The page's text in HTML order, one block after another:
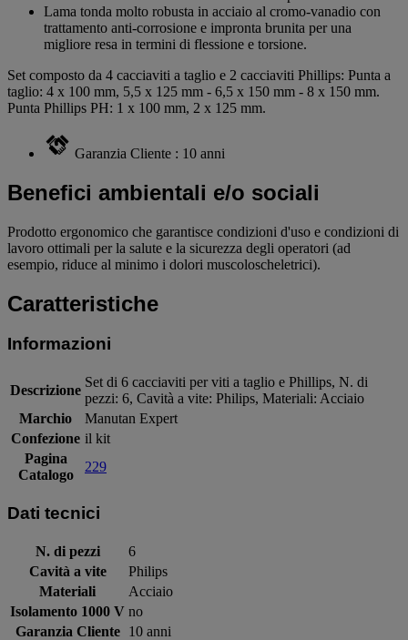
Lama tonda molto robusta in acciaio al cromo-vanadio con
trattamento anti-corrosione e impronta brunita per una
migliore resa in termini di flessione e torsione.
Set composto da 4 cacciaviti a taglio e 2 cacciaviti Phillips: Punta a
taglio: 4 x 100 mm, 5,5 x 125 mm - 6,5 x 150 mm - 8 x 150 mm.
Punta Phillips PH: 1 x 100 mm, 2 x 125 mm.
Garanzia Cliente : 10 anni
Benefici ambientali e/o sociali
Prodotto ergonomico che garantisce condizioni d'uso e condizioni di
lavoro ottimali per la salute e la sicurezza degli operatori (ad
esempio, riduce al minimo i dolori muscoloscheletrici).
Caratteristiche
Informazioni
Descrizione
Set di 6 cacciaviti per viti a taglio e Phillips, N. di
pezzi: 6, Cavità a vite: Philips, Materiali: Acciaio
Marchio
Manutan Expert
Confezione il kit
Pagina
Catalogo
229
Dati tecnici
N. di pezzi
6
Cavità a vite
Philips
Materiali
Acciaio
Isolamento 1000 V no
Garanzia Cliente
10 anni